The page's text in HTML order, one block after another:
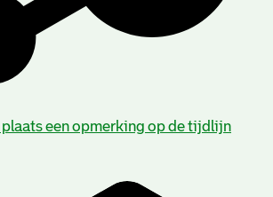
plaats een opmerking op de tijdlijn